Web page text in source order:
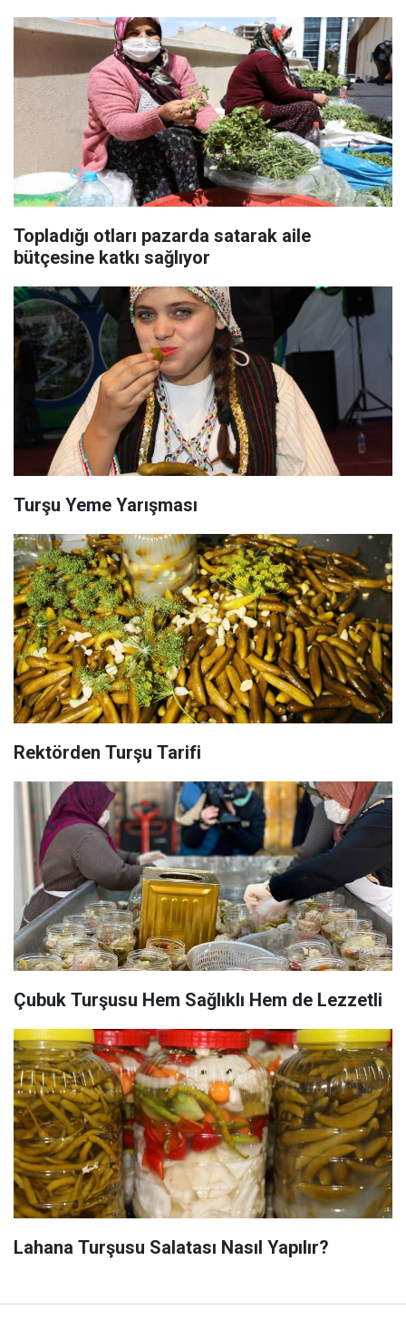
Topladığı otları pazarda satarak aile
bütçesine katkı sağlıyor
Turşu Yeme Yarışması
Rektörden Turşu Tarifi
Çubuk Turşusu Hem Sağlıklı Hem de Lezzetli
Lahana Turşusu Salatası Nasıl Yapılır?